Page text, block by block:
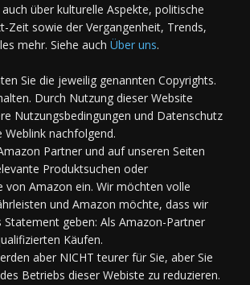
über kulturelle Aspekte, politische
Zeit sowie der Vergangenheit, Trends,
mehr. Siehe auch Über uns.
Sie die jeweilig genannten Copyrights.
Durch Nutzung dieser Website
Nutzungsbedingungen und Datenschutz
Weblink nachfolgend.
Partner und auf unseren Seiten
Produktsuchen oder
von Amazon ein. Wir möchten volle
und Amazon möchte, dass wir
geben: Als Amazon-Partner
Käufen.
aber NICHT teurer für Sie, aber Sie
Betriebs dieser Webiste zu reduzieren.